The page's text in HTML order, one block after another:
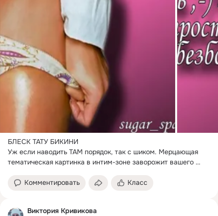
БЛЕСК ТАТУ БИКИНИ
Уж если наводить ТАМ порядок, так с шиком. Мерцающая
тематическая картинка в интим-зоне заворожит вашего
Комментировать
Класс
Виктория Кривикова